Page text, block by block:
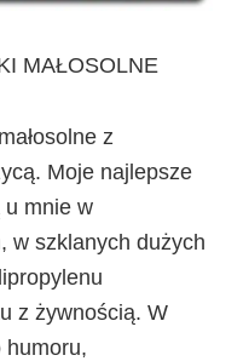
MAŁOSOLNE
z
Moje najlepsze
u mnie w
w szklanych dużych
z żywnością. W
humoru,